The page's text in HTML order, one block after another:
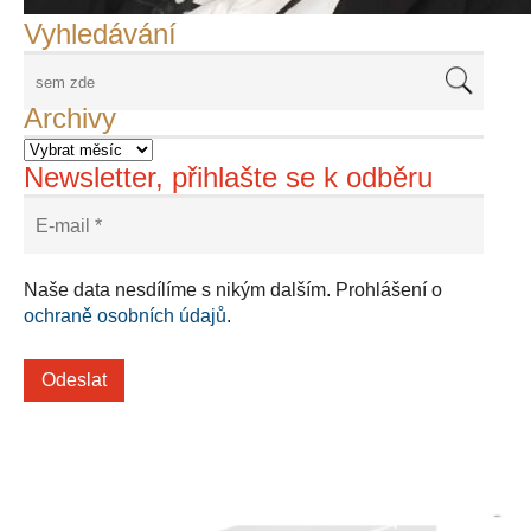
Vyhledávání
Archivy
Newsletter, přihlašte se k odběru
Naše data nesdílíme s nikým dalším. Prohlášení o
ochraně osobních údajů.